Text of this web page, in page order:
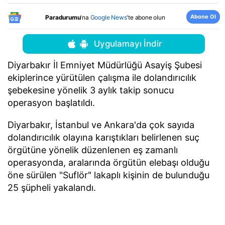
Paradurumu'na Google News'te abone olun Abone Ol
Uygulamayı İndir
Diyarbakır İl Emniyet Müdürlüğü Asayiş Şubesi
ekiplerince yürütülen çalışma ile dolandırıcılık
şebekesine yönelik 3 aylık takip sonucu
operasyon başlatıldı.
Diyarbakır, İstanbul ve Ankara'da çok sayıda
dolandırıcılık olayına karıştıkları belirlenen suç
örgütüne yönelik düzenlenen eş zamanlı
operasyonda, aralarında örgütün elebaşı olduğu
öne sürülen "Suflör" lakaplı kişinin de bulunduğu
25 şüpheli yakalandı.